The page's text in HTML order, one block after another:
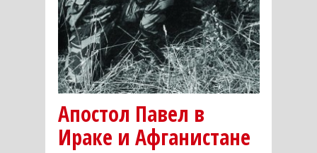
Апостол Павел в
Ираке и Афганистане